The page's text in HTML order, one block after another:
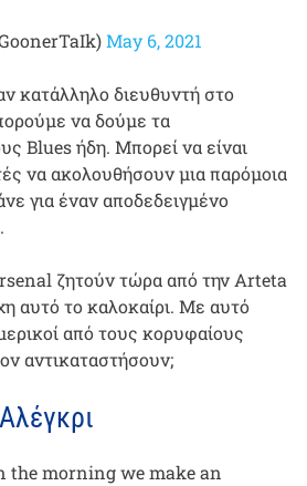
May 6, 2021
κατάλληλο διευθυντή στο
να δούμε τα
Blues ήδη. Μπορεί να είναι
να ακολουθήσουν μια παρόμοια
για έναν αποδεδειγμένο
ζητούν τώρα από την Arteta
αυτό το καλοκαίρι. Με αυτό
από τους κορυφαίους
αντικαταστήσουν;
the morning we make an